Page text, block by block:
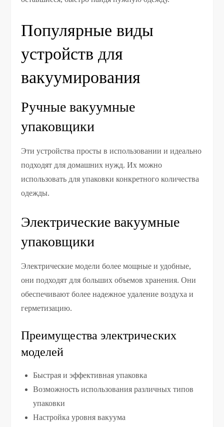
Популярные виды
устройств для
вакуумирования
Ручные вакуумные
упаковщики
Эти устройства просты в использовании и идеально
подходят для домашних нужд. Их можно
использовать для упаковки конкретного количества
одежды.
Электрические вакуумные
упаковщики
Электрические модели более мощные и удобные,
они подходят для больших объемов хранения. Они
обеспечивают более надежное удаление воздуха и
герметизацию.
Преимущества электрических
моделей
Быстрая и эффективная упаковка
Возможность использования различных типов
упаковки
Настройка уровня вакуума